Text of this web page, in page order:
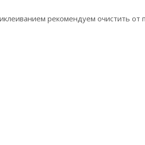
рекомендуем очистить